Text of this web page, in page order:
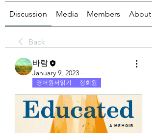
Discussion Media Members About
Back
바람
January 9, 2023 ·
영어원서읽기 정회원